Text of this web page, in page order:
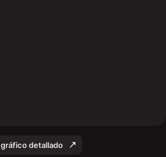
detallado